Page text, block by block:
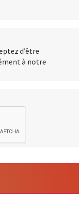
d’être
à notre